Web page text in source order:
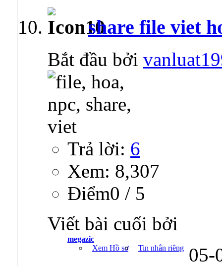
share file viet
Bắt đầu bởi
Trả lời: 6
Xem: 8,307
Ðiểm0 / 5
Viết bài cuối bởi
megazic
Xem Hồ sơ
Tin nhắn riêng 05-